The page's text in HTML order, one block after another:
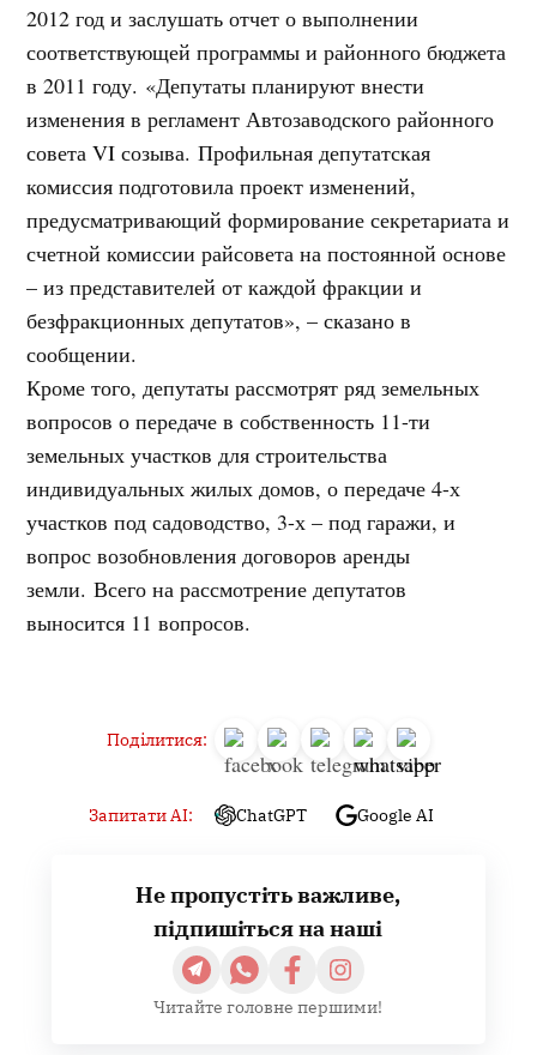
2012 год и заслушать отчет о выполнении
соответствующей программы и районного бюджета
в 2011 году. «Депутаты планируют внести
изменения в регламент Автозаводского районного
совета VI созыва. Профильная депутатская
комиссия подготовила проект изменений,
предусматривающий формирование секретариата и
счетной комиссии райсовета на постоянной основе
– из представителей от каждой фракции и
безфракционных депутатов», – сказано в
сообщении.
Кроме того, депутаты рассмотрят ряд земельных
вопросов о передаче в собственность 11-ти
земельных участков для строительства
индивидуальных жилых домов, о передаче 4-х
участков под садоводство, 3-х – под гаражи, и
вопрос возобновления договоров аренды
земли. Всего на рассмотрение депутатов
выносится 11 вопросов.
Поділитися:
Запитати AI: ChatGPT Google AI
Не пропустіть важливе,
підпишіться на наші
Читайте головне першими!